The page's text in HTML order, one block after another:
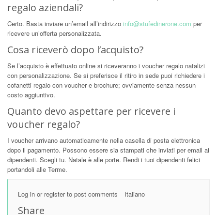
regalo aziendali?
Certo. Basta inviare un’email all’indirizzo info@stufedinerone.com per
ricevere un’offerta personalizzata.
Cosa riceverò dopo l’acquisto?
Se l’acquisto è effettuato online si riceveranno i voucher regalo natalizi
con personalizzazione. Se si preferisce il ritiro in sede puoi richiedere i
cofanetti regalo con voucher e brochure; ovviamente senza nessun
costo aggiuntivo.
Quanto devo aspettare per ricevere i
voucher regalo?
I voucher arrivano automaticamente nella casella di posta elettronica
dopo il pagamento. Possono essere sia stampati che inviati per email ai
dipendenti. Scegli tu. Natale è alle porte. Rendi i tuoi dipendenti felici
portandoli alle Terme.
Log in or registerto post comments Italiano
Share